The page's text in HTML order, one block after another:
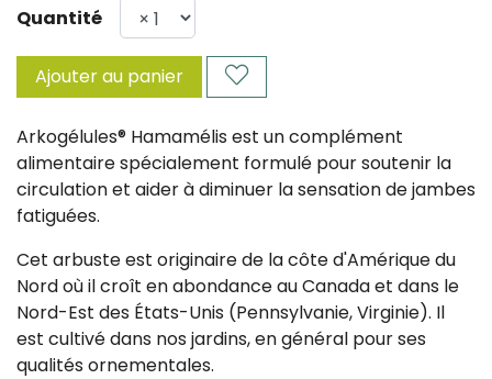
Quantité
Ajouter au panier
Arkogélules® Hamamélis est un complément
alimentaire spécialement formulé pour soutenir la
circulation et aider à diminuer la sensation de jambes
fatiguées.
Cet arbuste est originaire de la côte d'Amérique du
Nord où il croît en abondance au Canada et dans le
Nord-Est des États-Unis (Pennsylvanie, Virginie). Il
est cultivé dans nos jardins, en général pour ses
qualités ornementales.